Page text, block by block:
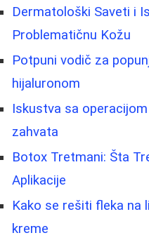
Dermatološki Saveti i
Problematičnu Kožu
Potpuni vodič za
hijaluronom
Iskustva sa
zahvata
Botox Tretmani: Šta
Aplikacije
Kako se rešiti fleka na
kreme